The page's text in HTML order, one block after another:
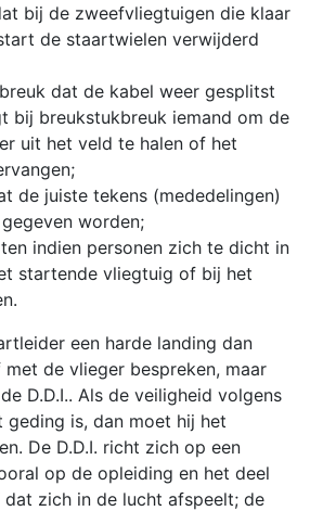
bij de zweefvliegtuigen die klaar
de staartwielen verwijderd
dat de kabel weer gesplitst
bij breukstukbreuk iemand om de
uit het veld te halen of het
de juiste tekens (mededelingen)
worden;
indien personen zich te dicht in
startende vliegtuig of bij het
een harde landing dan
de vlieger bespreken, maar
D.D.I.. Als de veiligheid volgens
is, dan moet hij het
De D.D.I. richt zich op een
op de opleiding en het deel
zich in de lucht afspeelt; de